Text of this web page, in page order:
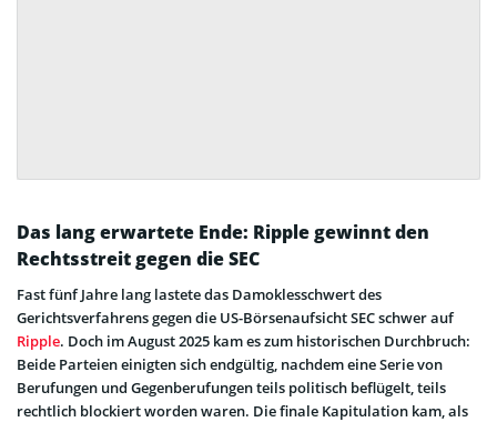
Das lang erwartete Ende: Ripple gewinnt den
Rechtsstreit gegen die SEC
Fast fünf Jahre lang lastete das Damoklesschwert des
Gerichtsverfahrens gegen die US-Börsenaufsicht SEC schwer auf
Ripple. Doch im August 2025 kam es zum historischen Durchbruch:
Beide Parteien einigten sich endgültig, nachdem eine Serie von
Berufungen und Gegenberufungen teils politisch beflügelt, teils
rechtlich blockiert worden waren. Die finale Kapitulation kam, als